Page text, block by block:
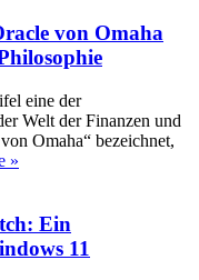
von Omaha
eine der
Welt der Finanzen und
Omaha“ bezeichnet,
»
Ein
11